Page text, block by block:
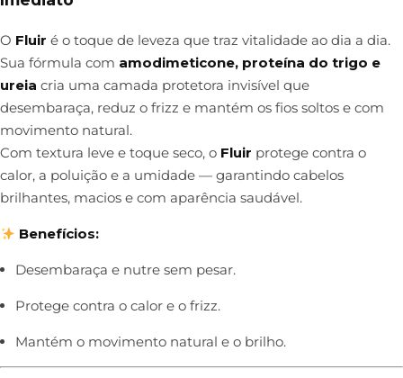
O Fluir é o toque de leveza que traz vitalidade ao dia a dia.
Sua fórmula com amodimeticone, proteína do trigo e
ureia cria uma camada protetora invisível que
desembaraça, reduz o frizz e mantém os fios soltos e com
movimento natural.
Com textura leve e toque seco, o Fluir protege contra o
calor, a poluição e a umidade — garantindo cabelos
brilhantes, macios e com aparência saudável.
Benefícios:
Desembaraça e nutre sem pesar.
Protege contra o calor e o frizz.
Mantém o movimento natural e o brilho.